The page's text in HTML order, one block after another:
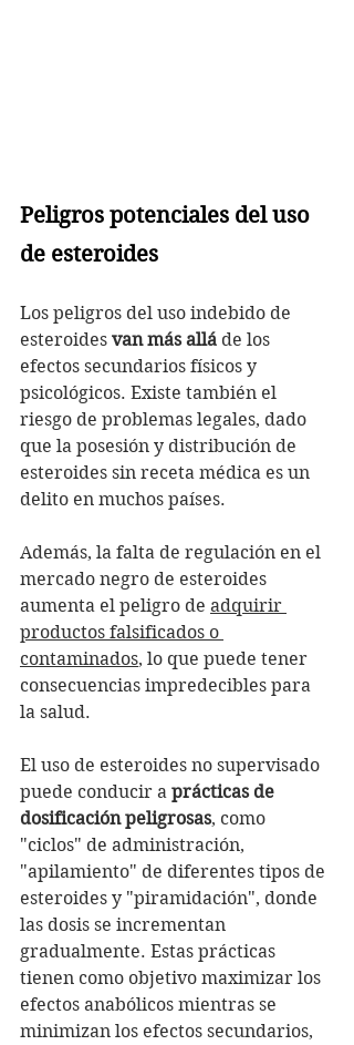
Peligros potenciales del uso
de esteroides
Los peligros del uso indebido de
esteroides van más allá de los
efectos secundarios físicos y
psicológicos. Existe también el
riesgo de problemas legales, dado
que la posesión y distribución de
esteroides sin receta médica es un
delito en muchos países.
Además, la falta de regulación en el
mercado negro de esteroides
aumenta el peligro de adquirir
productos falsificados o
contaminados, lo que puede tener
consecuencias impredecibles para
la salud.
El uso de esteroides no supervisado
puede conducir a prácticas de
dosificación peligrosas, como
"ciclos" de administración,
"apilamiento" de diferentes tipos de
esteroides y "piramidación", donde
las dosis se incrementan
gradualmente. Estas prácticas
tienen como objetivo maximizar los
efectos anabólicos mientras se
minimizan los efectos secundarios,